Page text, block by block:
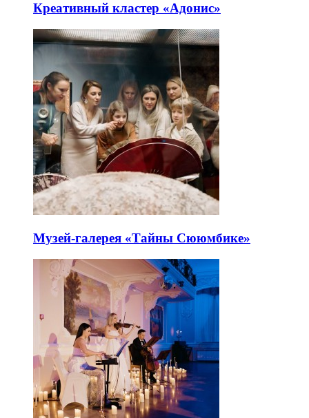
Креативный кластер «Адонис»
Музей-галерея «Тайны Сююмбике»